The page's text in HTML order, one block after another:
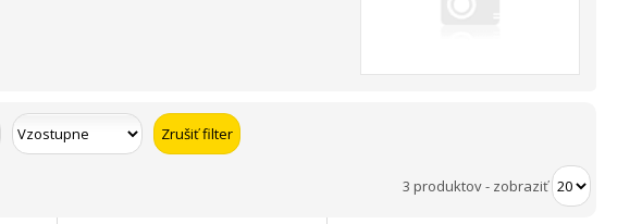
3 produktov- zobraziť